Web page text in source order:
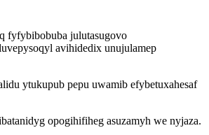
fyfybibobuba julutasugovo
avihidedix unujulamep
ytukupub pepu uwamib efybetuxahesaf
opogihifiheg asuzamyh we nyjaza.